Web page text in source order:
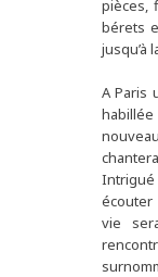
pièces,
bérets
jusqu’à
A Paris
vie